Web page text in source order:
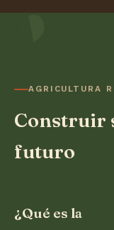
AGRICULTURA
Construir
futuro
¿Qué es la